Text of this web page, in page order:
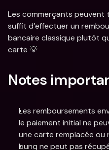
Les commerçants
suffit d’effectuer un
bancaire classique plutôt
carte 💡
Notes
Les remboursements
le paiement initial ne
une carte remplacée ou
bunq ne peut pas